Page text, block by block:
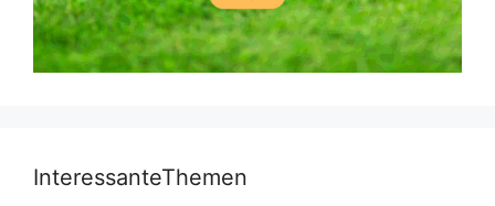
InteressanteThemen